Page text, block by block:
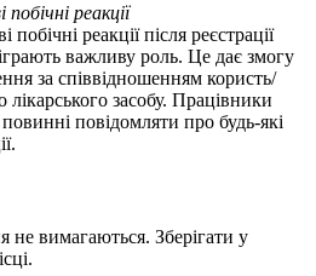
реакції
реакції після реєстрації
важливу роль. Це дає змогу
за співвідношенням користь/
лікарського засобу. Працівники
повідомляти про будь-які
не вимагаються. Зберігати у